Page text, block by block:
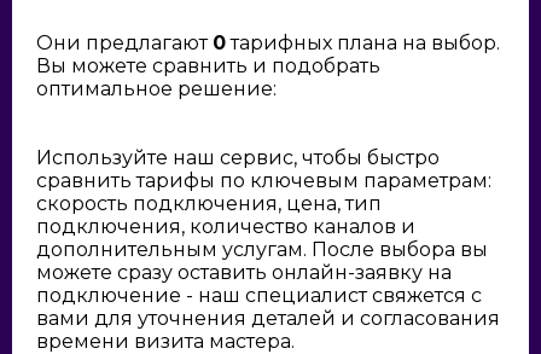
Они предлагают 0тарифных плана на выбор.
Вы можете сравнить и подобрать
оптимальное решение:
Используйте наш сервис, чтобы быстро
сравнить тарифы по ключевым параметрам:
скорость подключения, цена, тип
подключения, количество каналов и
дополнительным услугам. После выбора вы
можете сразу оставить онлайн-заявку на
подключение - наш специалист свяжется с
вами для уточнения деталей и согласования
времени визита мастера.